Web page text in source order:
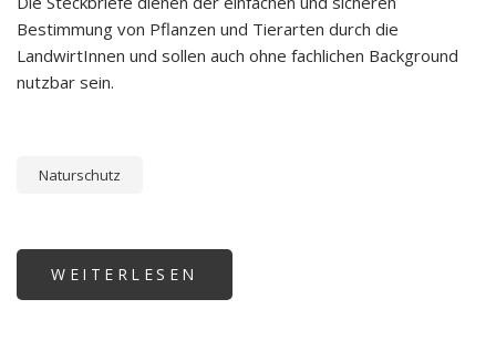
Bestimmung von Pflanzen und Tierarten durch die
LandwirtInnen und sollen auch ohne fachlichen Background
nutzbar sein.
Naturschutz
WEITERLESEN